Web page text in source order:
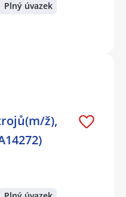
Plný úvazek
ž),